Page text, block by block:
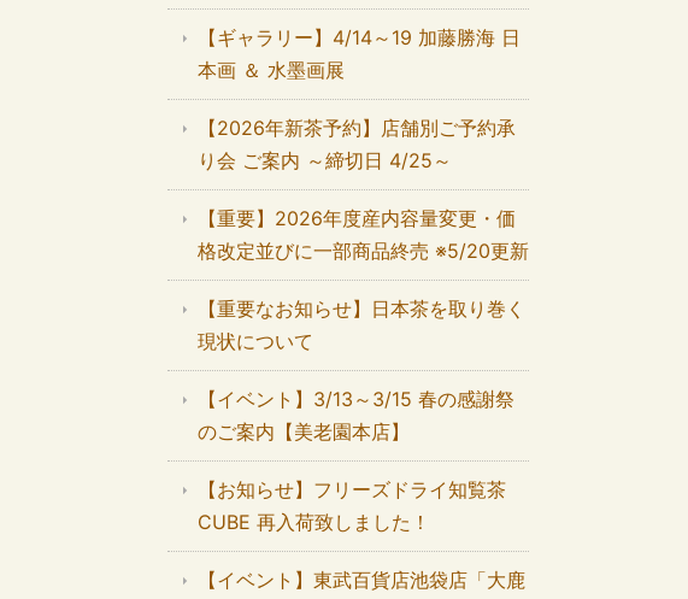
【ギャラリー】4/14～19 加藤勝海 日
本画 ＆ 水墨画展
【2026年新茶予約】店舗別ご予約承
り会 ご案内 ～締切日 4/25～
【重要】2026年度産内容量変更・価
格改定並びに一部商品終売 ※5/20更新
【重要なお知らせ】日本茶を取り巻く
現状について
【イベント】3/13～3/15 春の感謝祭
のご案内【美老園本店】
【お知らせ】フリーズドライ知覧茶
CUBE 再入荷致しました！
【イベント】東武百貨店池袋店「大鹿